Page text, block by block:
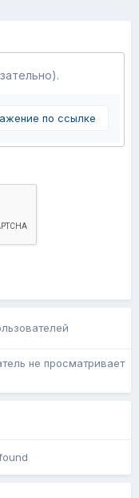
по ссылке
не просматривает